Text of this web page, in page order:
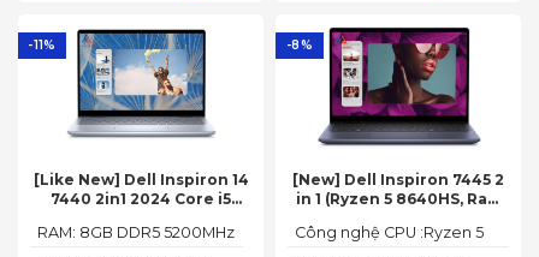
-11%
[Like New] Dell Inspiron 14
7440 2in1 2024 Core i5
FHD+
RAM: 8GB DDR5 5200MHz
-8%
[New] Dell Inspiron 7445 2
in 1 (Ryzen 5 8640HS, Ram
Radeon,14 FHD+ Touch)
Công nghệ CPU :Ryzen 5